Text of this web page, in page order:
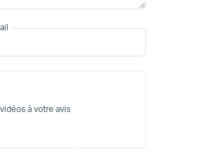
à votre avis